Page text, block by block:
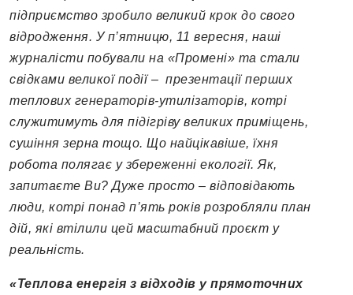
підприємство зробило великий крок до свого
відродження. У п’ятницю, 11 вересня, наші
журналісти побували на «Промені» та стали
свідками великої події – презентації перших
теплових генераторів-утилізаторів, котрі
служитимуть для підігріву великих приміщень,
сушіння зерна тощо. Що найцікавіше, їхня
робота полягає у збереженні екології. Як,
запитаєте Ви? Дуже просто – відповідають
люди, котрі понад п’ять років розробляли план
дій, які втілили цей масштабний проєкт у
реальність.
«Теплова енергія з відходів у прямоточних